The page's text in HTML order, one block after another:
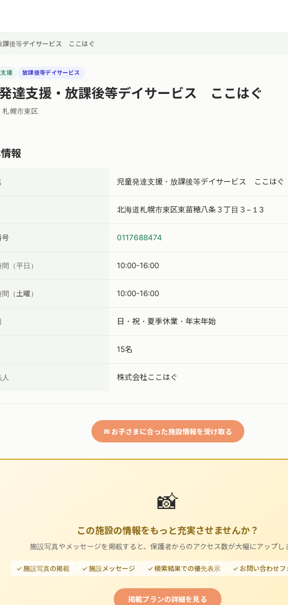
課後等デイサービス ここはぐ
援 放課後等デイサービス
達支援・放課後等デイサービス ここはぐ
札幌市東区
報
児童発達支援・放課後等デイサービス ここはぐ
北海道札幌市東区東苗穂八条３丁目３−１3
号 0117688474
（平日） 10:00-16:00
（土曜） 10:00-16:00
日・祝・夏季休業・年末年始
15名
株式会社ここはぐ
✉ お子さまに合った施設情報を受け取る
📸
この施設の情報をもっと充実させませんか？
施設写真やメッセージを掲載すると、保護者からのアクセス数が大幅にアップし
✓ 施設写真の掲載 ✓ 施設メッセージ ✓ 検索結果での優先表示 ✓ お問い合わせフ
掲載プランの詳細を見る